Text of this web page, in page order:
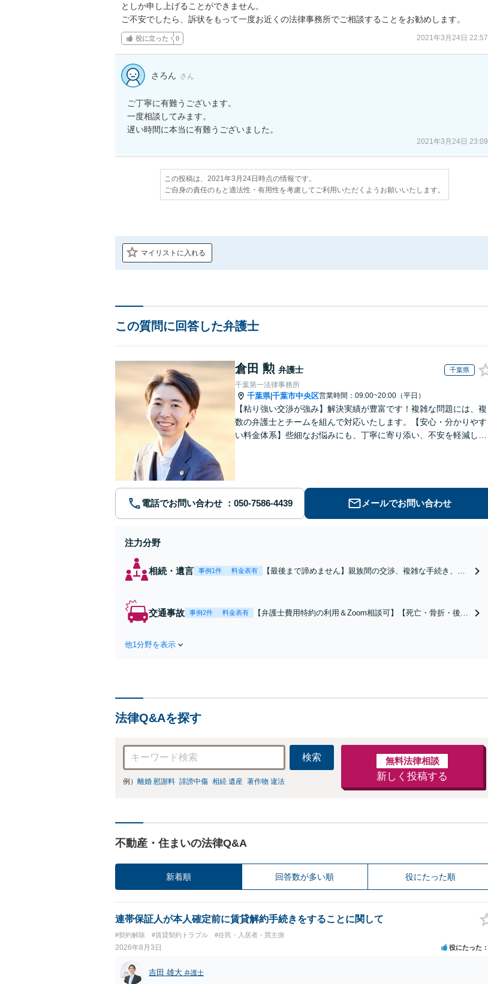
としか申し上げることができません。
ご不安でしたら、訴状をもって一度お近くの法律事務所でご相談することをお勧めします。
役に立った 0 2021年3月24日 22:57
さろん さん
ご丁寧に有難うございます。
一度相談してみます。
遅い時間に本当に有難うございました。
2021年3月24日 23:09
この投稿は、2021年3月24日時点の情報です。
ご自身の責任のもと適法性・有用性を考慮してご利用いただくようお願いいたします。
マイリストに入れる
この質問に回答した弁護士
倉田 勲 弁護士 千葉県
千葉第一法律事務所
千葉県|千葉市中央区営業時間：09:00~20:00（平日）
【粘り強い交渉が強み】解決実績が豊富です！複雑な問題には、複
数の弁護士とチームを組んで対応いたします。【安心・分かりやす
い料金体系】些細なお悩みにも、丁寧に寄り添い、不安を軽減しま
電話でお問い合わせ メールでお問い合わせ
注力分野
相続・遺言 事例1件 料金表有
【最後まで諦めません】親族間の交渉、複雑な手続き、全
能。【JR千葉駅近く】駐車場あり
交通事故 事例2件 料金表有
【弁護士費用特約の利用＆Zoom相談可】【死亡・骨折・後遺
他1分野を表示
法律Q&Aを探す
検索
例） 離婚 慰謝料 誹謗中傷 相続 遺産 著作物 違法
無料法律相談
新しく投稿する
不動産・住まいの法律Q&A
新着順 回答数が多い順 役にたった順
連帯保証人が本人確定前に賃貸解約手続きをすることに関して
#契約解除 #賃貸契約トラブル #住民・入居者・買主側
2026年8月3日 役にたった
吉田 雄大 弁護士